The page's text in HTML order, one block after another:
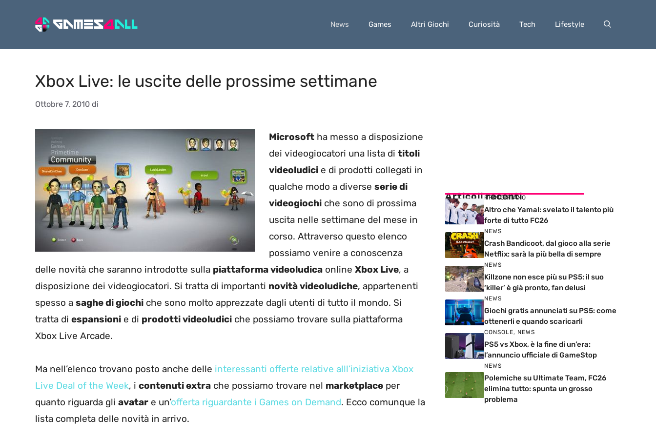
News Games Altri Giochi Curiosità Tech Lifestyle
Xbox Live: le uscite delle prossime settimane
Ottobre 7, 2010 di
Microsoftha messo a disposizione
dei videogiocatori una lista di titoli
videoludicie di prodotti collegati in
qualche modo a diverse serie di
videogiochiche sono di prossima
uscita nelle settimane del mese in
corso. Attraverso questo elenco
possiamo venire a conoscenza
delle novità che saranno introdotte sulla piattaforma videoludica online Xbox Live, a
disposizione dei videogiocatori. Si tratta di importanti novità videoludiche, appartenenti
spesso a saghe di giochi che sono molto apprezzate dagli utenti di tutto il mondo. Si
tratta di espansioni e di prodotti videoludici che possiamo trovare sulla piattaforma
Xbox Live Arcade.
Ma nell’elenco trovano posto anche delle interessanti offerte relative alll’iniziativa Xbox
Live Deal of the Week, i contenuti extra che possiamo trovare nel marketplace per
quanto riguarda gli avatar e un’offerta riguardante i Games on Demand. Ecco comunque la
lista completa delle novità in arrivo.
Articoli recenti
PRIMO PIANO
Altro che Yamal: svelato il talento più
forte di tutto FC26
NEWS
Crash Bandicoot, dal gioco alla serie
Netflix: sarà la più bella di sempre
NEWS
Killzone non esce più su PS5: il suo
‘killer’ è già pronto, fan delusi
NEWS
Giochi gratis annunciati su PS5: come
ottenerli e quando scaricarli
CONSOLE, NEWS
PS5 vs Xbox, è la fine di un’era:
l’annuncio ufficiale di GameStop
NEWS
Polemiche su Ultimate Team, FC26
elimina tutto: spunta un grosso
problema